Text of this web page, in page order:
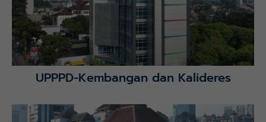
UPPPD-Kembangan dan Kalideres
Lihat Detail Proyek